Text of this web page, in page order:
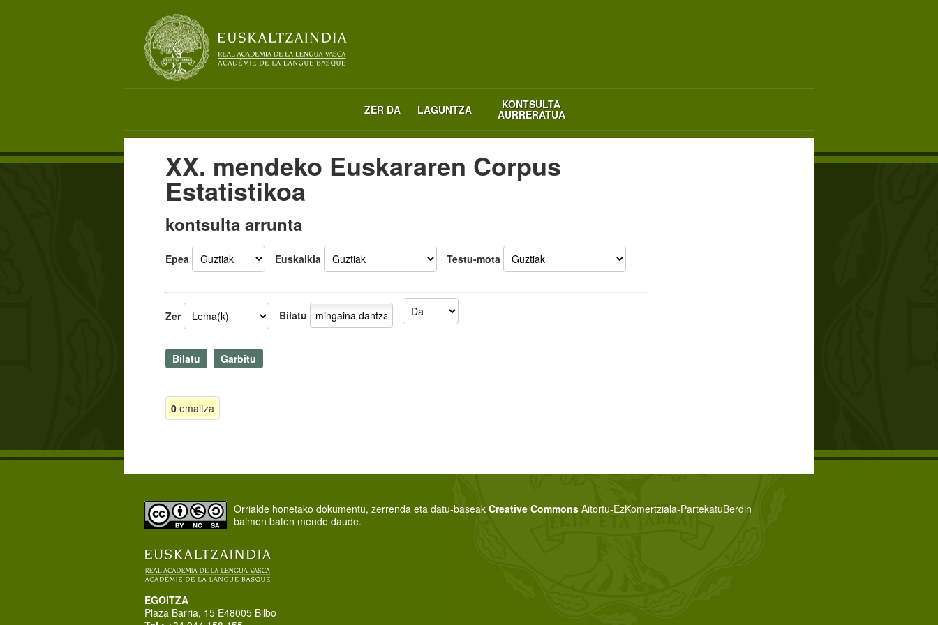
ZER DA LAGUNTZA KONTSULTA
AURRERATUA
XX. mendeko Euskararen Corpus
Estatistikoa
kontsulta arrunta
Epea Euskalkia Testu-mota
Zer Bilatu
0 emaitza
Orrialde honetako dokumentu, zerrenda eta datu-baseak Creative Commons Aitortu-EzKomertziala-PartekatuBerdin
baimen baten mende daude.
EGOITZA
Plaza Barria, 15 E48005 Bilbo